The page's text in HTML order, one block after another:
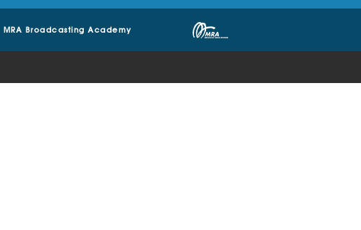
MRA Broadcasting Academy